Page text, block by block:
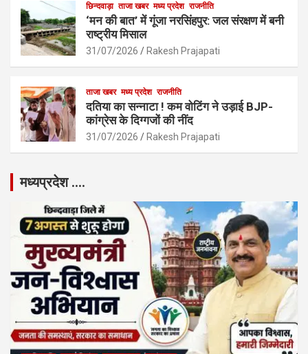
छिन्दवाड़ा ताजा खबर मध्य प्रदेश राजनीति
‘मन की बात’ में गूंजा नरसिंहपुर: जल संरक्षण में बनी
राष्ट्रीय मिसाल
31/07/2026 Rakesh Prajapati
ताजा खबर मध्य प्रदेश राजनीति
दतिया का सन्नाटा ! कम वोटिंग ने उड़ाई BJP-
कांग्रेस के दिग्गजों की नींद
31/07/2026 Rakesh Prajapati
मध्यप्रदेश ….